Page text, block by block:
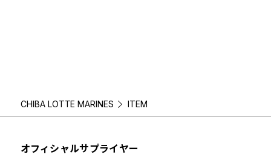
CHIBA LOTTE MARINES ITEM
オフィシャルサプライヤー